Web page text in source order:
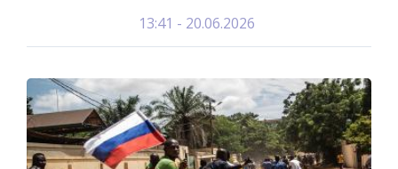
20.06.2026 - 13:41